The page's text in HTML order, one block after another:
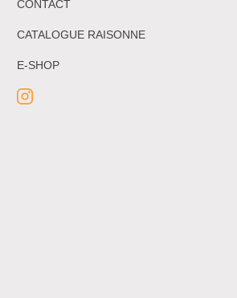
CONTACT
CATALOGUE RAISONNE
E-SHOP